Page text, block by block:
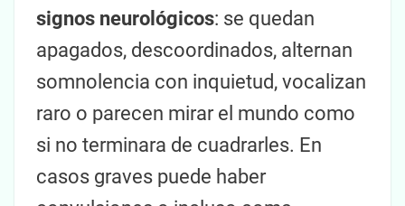
signos neurológicos: se quedan
apagados, descoordinados, alternan
somnolencia con inquietud, vocalizan
raro o parecen mirar el mundo como
si no terminara de cuadrarles. En
casos graves puede haber